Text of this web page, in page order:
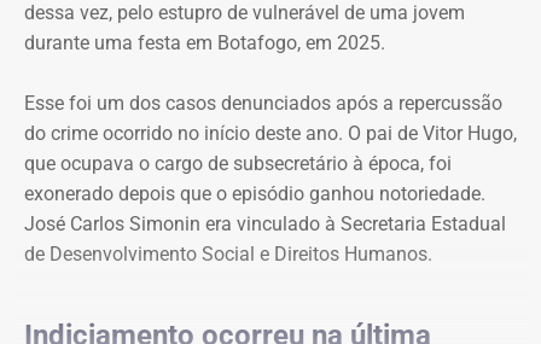
pede ainda indenização por dano moral coletivo, também
pretensões, atribuiu à causa o valor provisório de R$ 1
mil.
Município afirma que ação não busca
impedir críticas
críticas políticas de afirmações factuais que considera
dessa vez, pelo estupro de vulnerável de uma jovem
durante uma festa em Botafogo, em 2025.
Esse foi um dos casos denunciados após a repercussão
do crime ocorrido no início deste ano. O pai de Vitor Hugo,
que ocupava o cargo de subsecretário à época, foi
exonerado depois que o episódio ganhou notoriedade.
José Carlos Simonin era vinculado à Secretaria Estadual
de Desenvolvimento Social e Direitos Humanos.
Indiciamento ocorreu na última